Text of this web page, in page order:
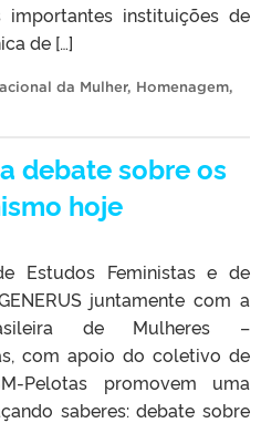
instituições de
de […]
da Mulher, Homenagem,
debate sobre os
hoje
Estudos Feministas e de
juntamente com a
de Mulheres –
com apoio do coletivo de
Pelotas promovem uma
saberes: debate sobre